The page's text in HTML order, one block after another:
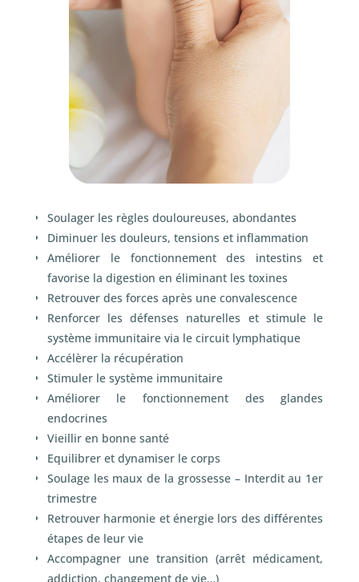
Soulager les règles douloureuses, abondantes
Diminuer les douleurs, tensions et inflammation
Améliorer le fonctionnement des intestins et
favorise la digestion en éliminant les toxines
Retrouver des forces après une convalescence
Renforcer les défenses naturelles et stimule le
système immunitaire via le circuit lymphatique
Accélèrer la récupération
Stimuler le système immunitaire
Améliorer le fonctionnement des glandes
endocrines
Vieillir en bonne santé
Equilibrer et dynamiser le corps
Soulage les maux de la grossesse – Interdit au 1er
trimestre
Retrouver harmonie et énergie lors des différentes
étapes de leur vie
Accompagner une transition (arrêt médicament,
addiction, changement de vie…)